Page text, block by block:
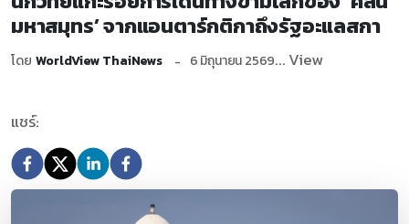
มหาสมุทร’ จากแอนตาร์กติกาถึงรัฐอะแลสกา
โดย WorldView ThaiNews 6 มิถุนายน 2569... View
แชร์: